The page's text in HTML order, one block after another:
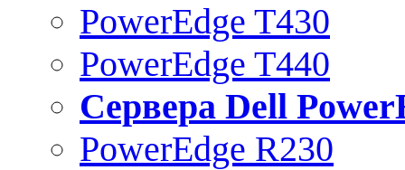
PowerEdge T430
PowerEdge T440
Сервера Dell
PowerEdge R230